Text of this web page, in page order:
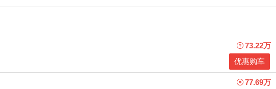
73.22万
优惠购车
77.69万